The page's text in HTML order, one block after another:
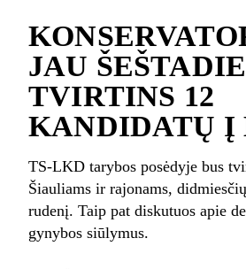
JAU
TVIRTINS 12
KANDIDATŲ Į
TS-LKD tarybos posėdyje bus
Šiauliams ir rajonams,
rudenį. Taip pat diskutuos apie
gynybos siūlymus.